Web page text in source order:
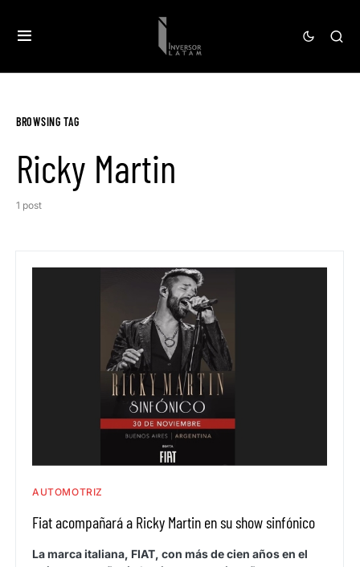
BROWSING TAG
Ricky Martin
1 post
AUTOMOTRIZ
Fiat acompañará a Ricky Martin en su show sinfónico
La marca italiana, FIAT, con más de cien años en el